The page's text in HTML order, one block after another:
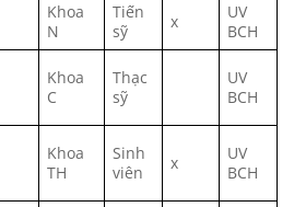
Khoa
N
Tiến
sỹ
x
UV
BCH
Khoa
C
Thạc
sỹ
UV
BCH
Khoa
TH
Sinh
viên
x
UV
BCH